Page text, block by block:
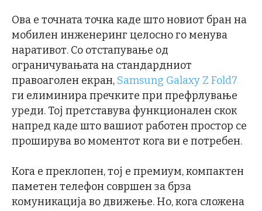
Ова е точната точка каде што новиот бран на
мобилен инженеринг целосно го менува
наративот. Со отстапување од
ограничувањата на стандардниот
правоаголен екран, Samsung Galaxy Z Fold7
ги елиминира пречките при префрлување
уреди. Тој претставува функционален скок
напред каде што вашиот работен простор се
проширува во моментот кога ви е потребен.
Кога е преклопен, тој е премиум, компактен
паметен телефон совршен за брза
комуникација во движење. Но, кога сложена